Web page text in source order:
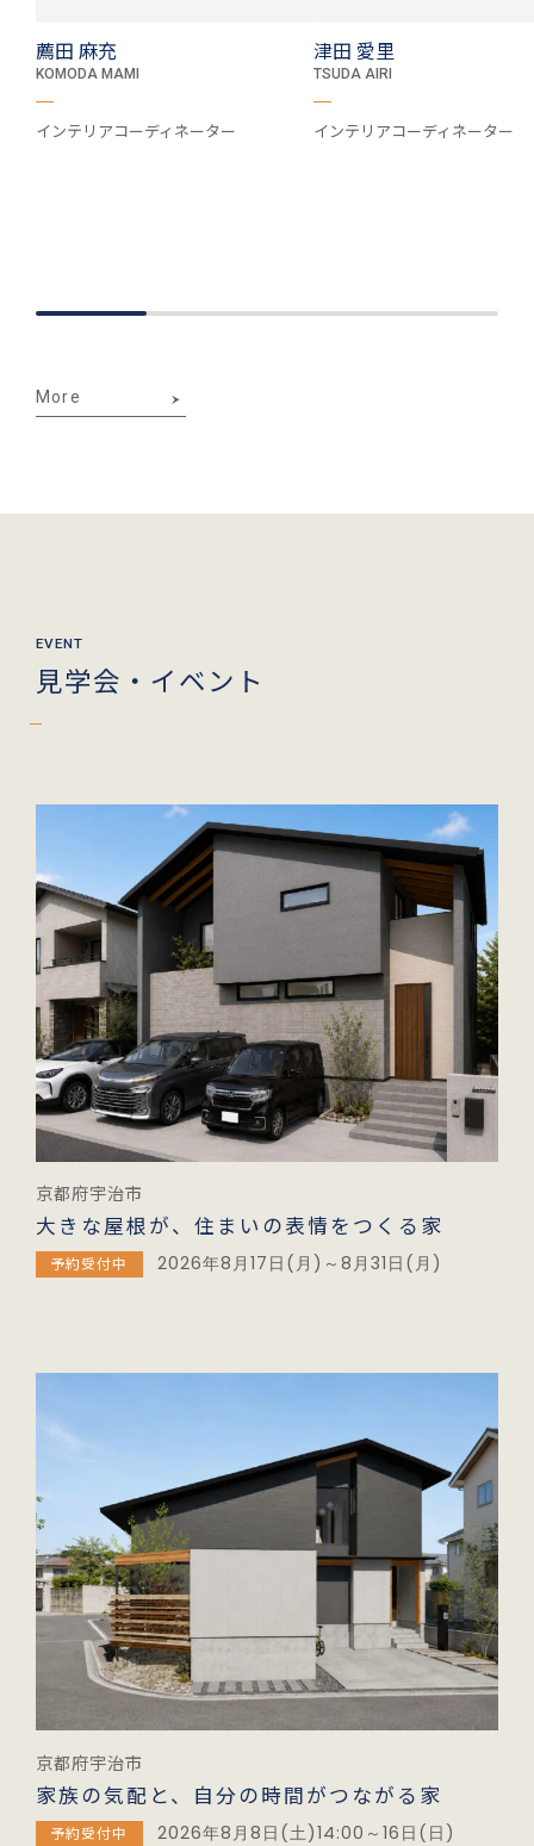
薦田 麻充
KOMODA MAMI
インテリアコーディネーター
津田 愛里
TSUDA AIRI
インテリアコーディネーター
More
見学会・イベント
京都府宇治市
大きな屋根が、住まいの表情をつくる家
予約受付中 2026年8月17日(月)～8月31日(月)
京都府宇治市
家族の気配と、自分の時間がつながる家
予約受付中 2026年8月8日(土)14:00～16日(日)